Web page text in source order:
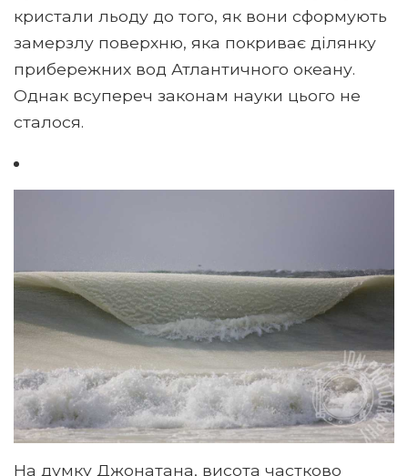
кристали льоду до того, як вони сформують
замерзлу поверхню, яка покриває ділянку
прибережних вод Атлантичного океану.
Однак всупереч законам науки цього не
сталося.
На думку Джонатана, висота частково